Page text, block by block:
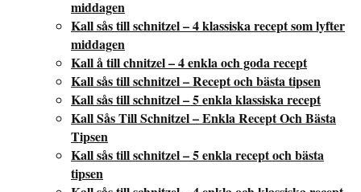
middagen
Kall sås till schnitzel – 4 klassiska recept som lyfter
middagen
Kall å till chnitzel – 4 enkla och goda recept
Kall sås till schnitzel – Recept och bästa tipsen
Kall sås till schnitzel – 5 enkla klassiska recept
Kall Sås Till Schnitzel – Enkla Recept Och Bästa
Tipsen
Kall sås till schnitzel – 5 enkla recept och bästa
tipsen